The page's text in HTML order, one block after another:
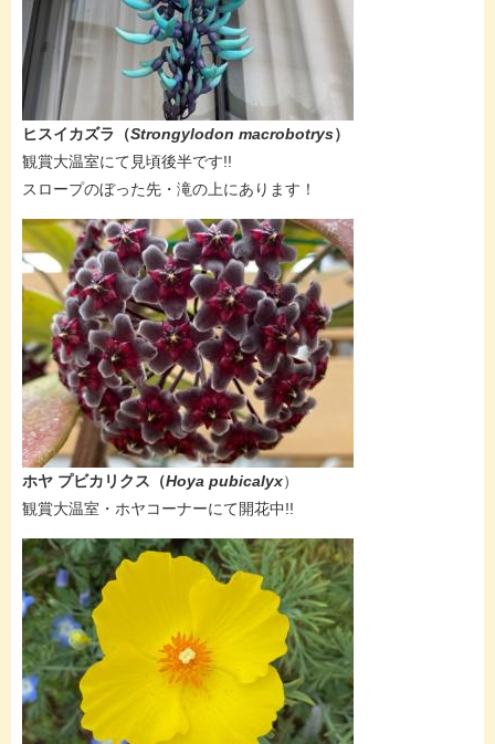
ヒスイカズラ（Strongylodon macrobotrys）
​​観賞大温室にて見頃後半です!!
スロープのぼった先・滝の上にあります！
ホヤ プビカリクス​（Hoya pubicalyx）
​観賞大温室・ホヤコーナーにて開花中!!